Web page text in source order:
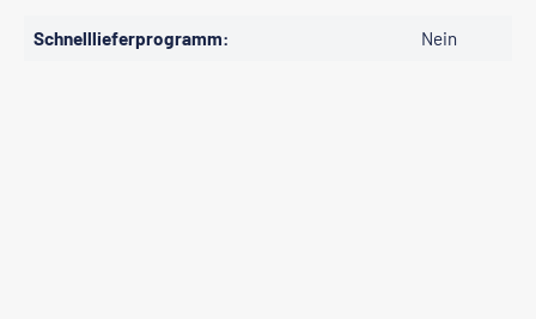
Schnelllieferprogramm: Nein